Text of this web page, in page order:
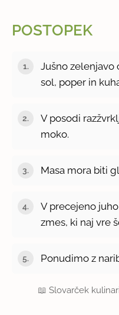
POSTOPEK
Jušno zelenjavo
sol, poper in
V posodi
moko.
Masa mora biti
V precejeno
zmes, ki naj vre
Ponudimo z
📖Slovarček